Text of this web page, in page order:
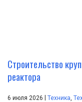
Строительство
реактора
6 июля 2026 | Техника